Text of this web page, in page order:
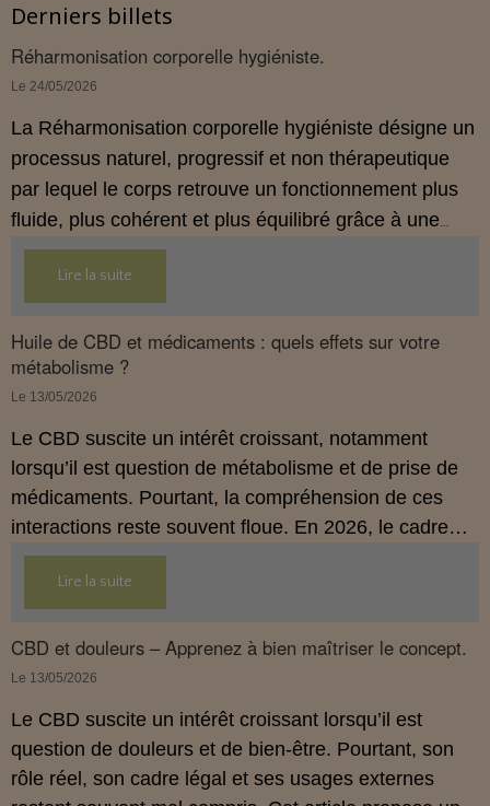
Derniers billets
Réharmonisation corporelle hygiéniste.
Le 24/05/2026
La Réharmonisation corporelle hygiéniste désigne un
processus naturel, progressif et non thérapeutique
par lequel le corps retrouve un fonctionnement plus
fluide, plus cohérent et plus équilibré grâce à une
hygiène de vie adaptée.
Lire la suite
Huile de CBD et médicaments : quels effets sur votre
métabolisme ?
Le 13/05/2026
Le CBD suscite un intérêt croissant, notamment
lorsqu’il est question de métabolisme et de prise de
médicaments. Pourtant, la compréhension de ces
interactions reste souvent floue. En 2026, le cadre
légal français impose des règles strictes : seuls les
usages externes du CBD sont autorisés. Cet article
propose une mise au point claire et accessible pour
comprendre comment le CBD s’inscrit dans une
démarche de prévention, sans ingestion et sans
Lire la suite
CBD et douleurs – Apprenez à bien maîtriser le concept.
Le 13/05/2026
Le CBD suscite un intérêt croissant lorsqu’il est
question de douleurs et de bien‑être. Pourtant, son
rôle réel, son cadre légal et ses usages externes